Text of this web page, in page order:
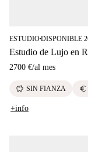
ESTUDIO■DISPONIBLE
Estudio de Lujo en
2700 €/al mes
savings SIN FIANZA euro
+info